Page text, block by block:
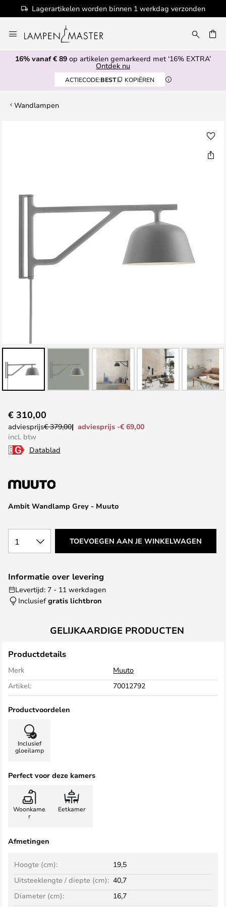
Lagerartikelen worden binnen 1 werkdag verzonden
naar
de
inhoud
16% vanaf € 89 op artikelen gemarkeerd met ‘16% EXTRA’
Ontdek nu
ACTIECODE:BEST KOPIËREN
Wandlampen
afbeeldingen-
naar
het
begin
van
afbeeldingen-
Ambit Wandlamp Grey - Muuto
€ 310,00
adviesprijs€ 379,00
adviesprijs -€ 69,00
incl. btw
Datablad
1 TOEVOEGEN AAN JE WINKELWAGEN
Informatie over levering
Levertijd: 7 - 11 werkdagen
Inclusief gratis lichtbron
GELIJKAARDIGE PRODUCTEN
Productdetails
Merk
Muuto
Artikel:
70012792
Productvoordelen
Inclusief
gloeilamp
Perfect voor deze kamers
Woonkame
r
Eetkamer
Afmetingen
Hoogte (cm):
19,5
Uitsteeklengte / diepte (cm): 40,7
Diameter (cm):
16,7